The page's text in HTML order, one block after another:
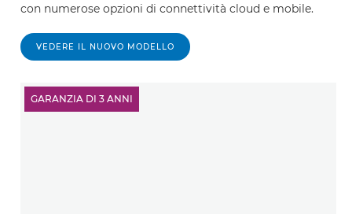
con numerose opzioni di connettività cloud e mobile.
VEDERE IL NUOVO MODELLO
GARANZIA DI 3 ANNI